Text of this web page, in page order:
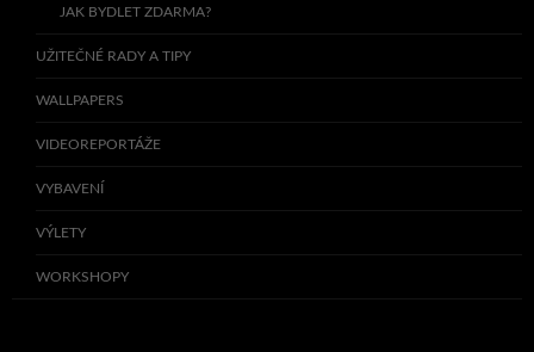
JAK BYDLET ZDARMA?
UŽITEČNÉ RADY A TIPY
WALLPAPERS
VIDEOREPORTÁŽE
VYBAVENÍ
VÝLETY
WORKSHOPY